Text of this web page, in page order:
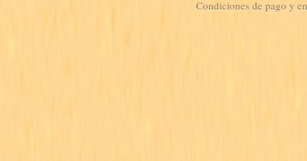
Condiciones de pago y